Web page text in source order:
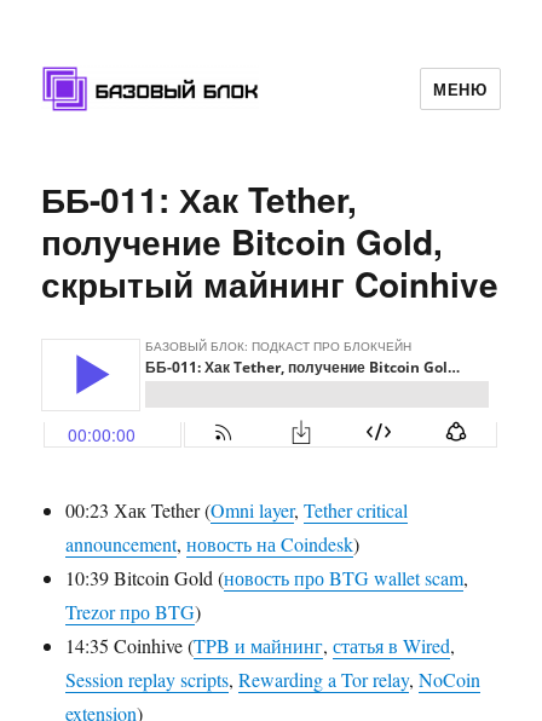
МЕНЮ
ББ-011: Хак Tether,
получение Bitcoin Gold,
скрытый майнинг Coinhive
00:23 Хак Tether (Omni layer,Tether critical
announcement,новость на Coindesk)
10:39 Bitcoin Gold (новость про BTG wallet scam,
Trezor про BTG)
14:35 Coinhive (TPB и майнинг,статья в Wired,
Session replay scripts,Rewarding a Tor relay,NoCoin
extension)